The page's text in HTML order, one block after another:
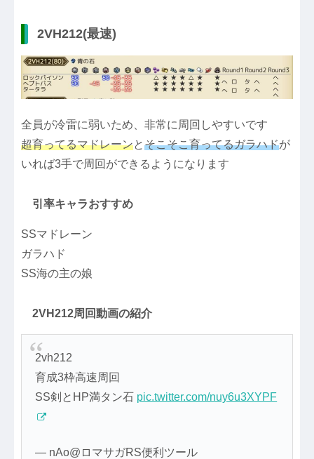
2VH212(最速)
全員が冷雷に弱いため、非常に周回しやすいです
超育ってるマドレーンとそこそこ育ってるガラハドが
いれば3手で周回ができるようになります
引率キャラおすすめ
SSマドレーン
ガラハド
SS海の主の娘
2VH212周回動画の紹介
2vh212
育成3枠高速周回
SS剣とHP満タン石 pic.twitter.com/nuy6u3XYPF
— nAo@ロマサガRS便利ツール